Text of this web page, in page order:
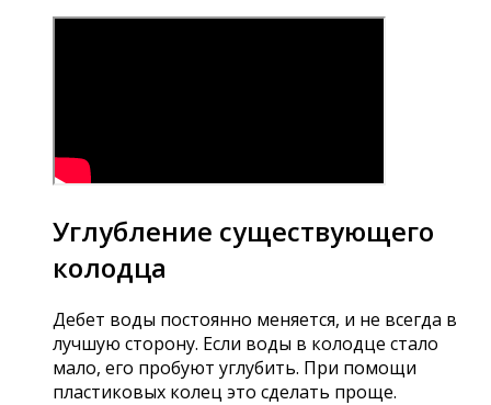
Углубление существующего
колодца
Дебет воды постоянно меняется, и не всегда в
лучшую сторону. Если воды в колодце стало
мало, его пробуют углубить. При помощи
пластиковых колец это сделать проще.